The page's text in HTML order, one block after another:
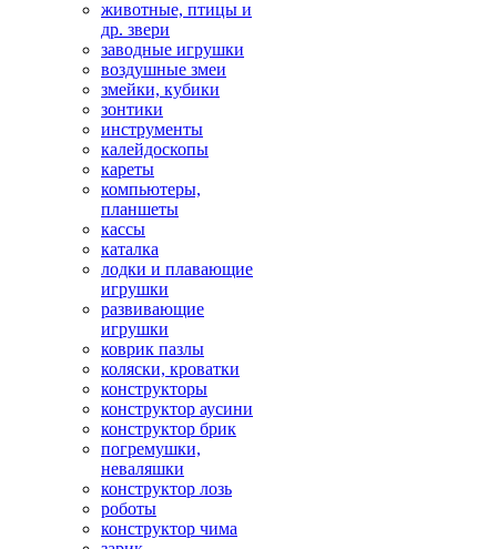
животные, птицы и
др. звери
заводные игрушки
воздушные змеи
змейки, кубики
зонтики
инструменты
калейдоскопы
кареты
компьютеры,
планшеты
кассы
каталка
лодки и плавающие
игрушки
развивающие
игрушки
коврик пазлы
коляски, кроватки
конструкторы
конструктор аусини
конструктор брик
погремушки,
неваляшки
конструктор лозь
роботы
конструктор чима